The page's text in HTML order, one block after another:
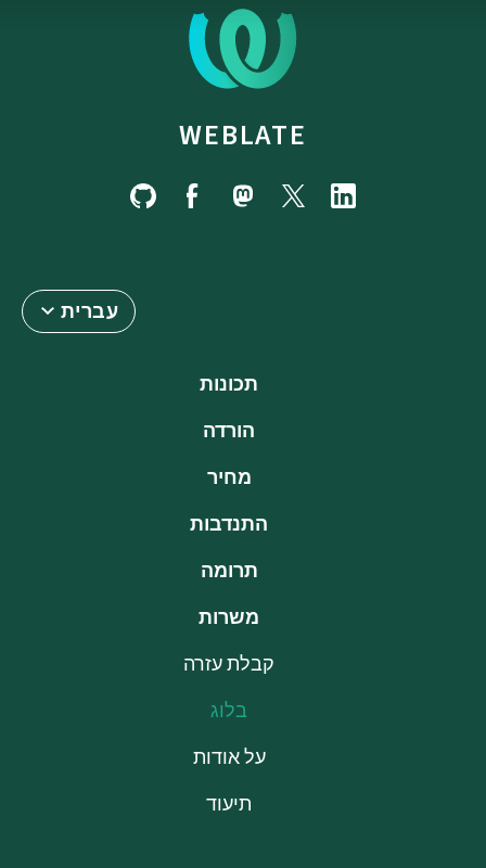
WEBLATE
עברית
תכונות
הורדה
מחיר
התנדבות
תרומה
משרות
קבלת עזרה
בלוג
על אודות
תיעוד